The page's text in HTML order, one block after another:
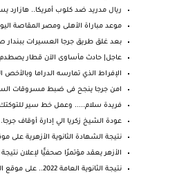
ريال مدريد ضد كلوب أمريكا.. هازارد
موعد مباراة الأهلى ومصر المقاصة
بعد غلق طريق جرجا العسيرات ببندار
عاجل| حادث مأساوى الآن قطار
الإفراط الذي تمارسه الدراما وبالأخص
امن جرجا ينجح فى ضبط مسروقات
فريدة سلام..... وعمل خط سير
عودة الشيخ زكريا الي إدارة أوقاف جرجا.
نتيجة الشهادة الثانوية الأزهرية على
الأزهر يعقد مؤتمرًا صحفيًّا لإعلان نتيجة
نتيجة الثانوية العامة 2022.. على موقع اليوم الاخير...